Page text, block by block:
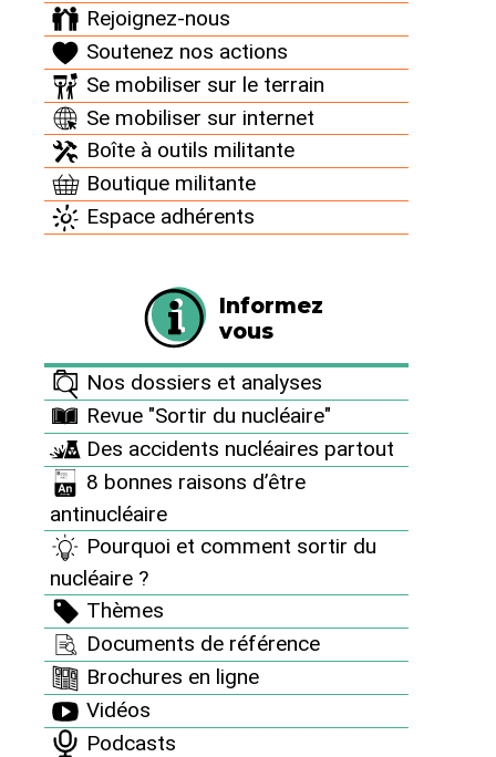
Rejoignez-nous
Soutenez nos actions
Se mobiliser sur le terrain
Se mobiliser sur internet
Boîte à outils militante
Boutique militante
Espace adhérents
Informez
vous
Nos dossiers et analyses
Revue "Sortir du nucléaire"
Des accidents nucléaires partout
8 bonnes raisons d’être
antinucléaire
Pourquoi et comment sortir du
nucléaire ?
Thèmes
Documents de référence
Brochures en ligne
Vidéos
Podcasts
sobriété énergétique et les alternatives
renouvelables.
Faire un don
Nos dossiers et analyses
Revue "Sortir du nucléaire"
Des accidents nucléaires partout
8 bonnes raisons d’être antinucléaire
Pourquoi et comment sortir du nucléaire ?
Thèmes
Documents de référence
Brochures en ligne
Vidéos
Podcasts
Cartes